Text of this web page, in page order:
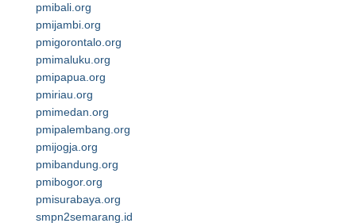
pmibali.org
pmijambi.org
pmigorontalo.org
pmimaluku.org
pmipapua.org
pmiriau.org
pmimedan.org
pmipalembang.org
pmijogja.org
pmibandung.org
pmibogor.org
pmisurabaya.org
smpn2semarang.id